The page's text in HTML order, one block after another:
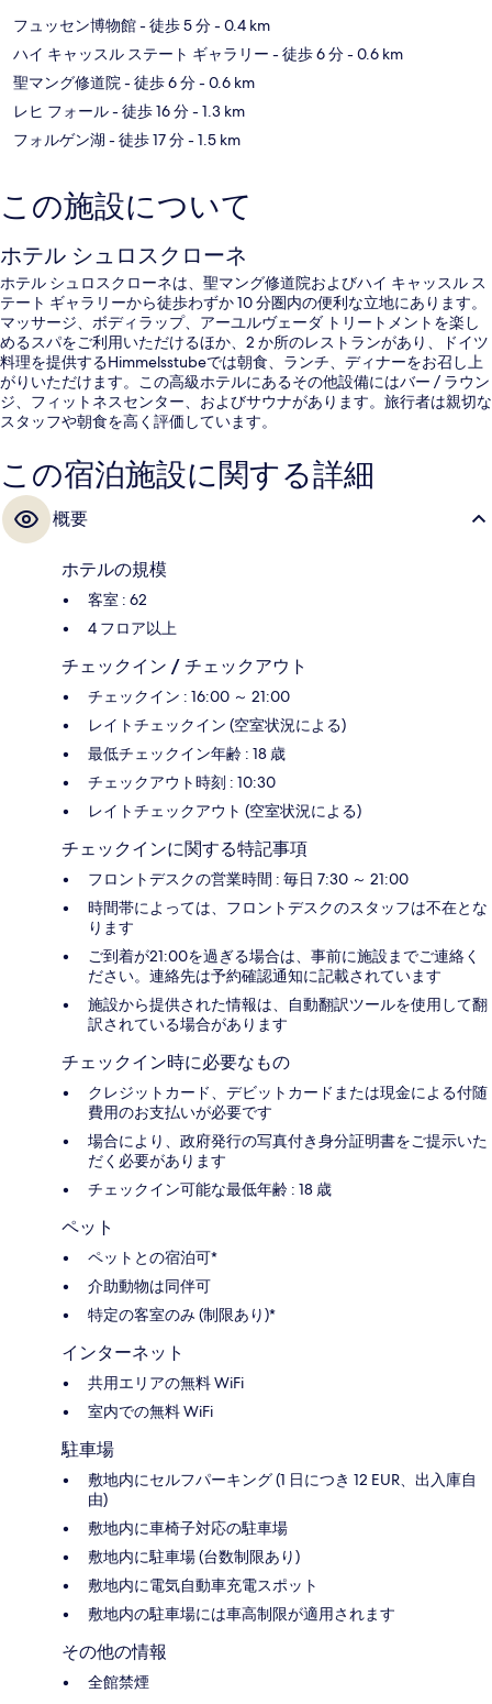
フュッセン博物館- 徒歩 5 分- 0.4 km
ハイ キャッスル ステート ギャラリー - 徒歩 6 分- 0.6 km
聖マング修道院- 徒歩 6 分- 0.6 km
レヒ フォール- 徒歩 16 分- 1.3 km
フォルゲン湖 - 徒歩 17 分- 1.5 km
この施設について
ホテル シュロスクローネ
ホテル シュロスクローネは、聖マング修道院およびハイ キャッスル ス
テート ギャラリーから徒歩わずか 10 分圏内の便利な立地にあります。
マッサージ、ボディラップ、アーユルヴェーダ トリートメントを楽し
めるスパをご利用いただけるほか、2 か所のレストランがあり、ドイツ
料理を提供するHimmelsstubeでは朝食、ランチ、ディナーをお召し上
がりいただけます。この高級ホテルにあるその他設備にはバー / ラウン
ジ、フィットネスセンター、およびサウナがあります。旅行者は親切な
スタッフや朝食を高く評価しています。
この宿泊施設に関する詳細
概要
ホテルの規模
客室 : 62
4 フロア以上
チェックイン / チェックアウト
チェックイン : 16:00 ～ 21:00
レイトチェックイン (空室状況による)
最低チェックイン年齢 : 18 歳
チェックアウト時刻 : 10:30
レイトチェックアウト (空室状況による)
チェックインに関する特記事項
フロントデスクの営業時間 : 毎日 7:30 ～ 21:00
時間帯によっては、フロントデスクのスタッフは不在とな
ります
ご到着が21:00を過ぎる場合は、事前に施設までご連絡く
ださい。連絡先は予約確認通知に記載されています
施設から提供された情報は、自動翻訳ツールを使用して翻
訳されている場合があります
チェックイン時に必要なもの
クレジットカード、デビットカードまたは現金による付随
費用のお支払いが必要です
場合により、政府発行の写真付き身分証明書をご提示いた
だく必要があります
チェックイン可能な最低年齢 : 18 歳
ペット
ペットとの宿泊可*
介助動物は同伴可
特定の客室のみ (制限あり)*
インターネット
共用エリアの無料 WiFi
室内での無料 WiFi
駐車場
敷地内にセルフパーキング (1 日につき 12 EUR、出入庫自
由)
敷地内に車椅子対応の駐車場
敷地内に駐車場 (台数制限あり)
敷地内に電気自動車充電スポット
敷地内の駐車場には車高制限が適用されます
その他の情報
全館禁煙